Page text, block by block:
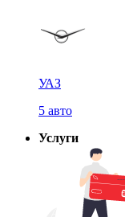
УАЗ
5 авто
Услуги